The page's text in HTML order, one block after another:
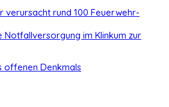
verursacht rund 100 Feuerwehr-
Notfallversorgung im Klinkum zur